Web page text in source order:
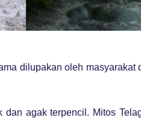
dilupakan oleh masyarakat
agak terpencil. Mitos